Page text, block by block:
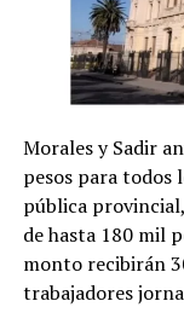
Morales y Sadir
pesos para todos
pública
de hasta 180 mil
monto recibirán
trabajadores